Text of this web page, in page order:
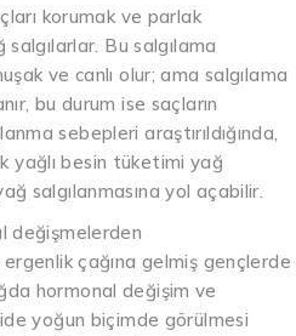
korumak ve parlak
salgılarlar. Bu salgılama
ve canlı olur; ama salgılama
bu durum ise saçların
sebepleri araştırıldığında,
yağlı besin tüketimi yağ
salgılanmasına yol açabilir.
değişmelerden
çağına gelmiş gençlerde
hormonal değişim ve
yoğun biçimde görülmesi